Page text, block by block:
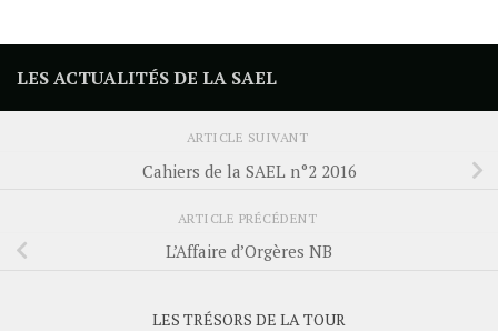
LES ACTUALITÉS DE LA SAEL
ARTICLE SUIVANT
Cahiers de la SAEL n°2 2016
ARTICLE PRÉCÉDENT
L’Affaire d’Orgères NB
LES TRÉSORS DE LA TOUR